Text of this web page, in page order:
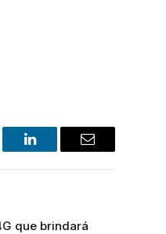
LinkedIn Email
que brindará